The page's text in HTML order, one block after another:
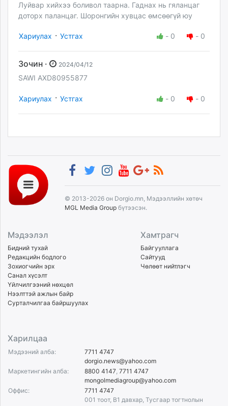
Луйвар хийхээ боливол таарна. Гаднах нь гяланцаг
доторх паланцаг. Шоронгийн хувцас өмсөөгүй юу
Хариулах · Устгах - 0 - 0
Зочин · 2024/04/12
SAWI AXD80955877
Хариулах · Устгах - 0 - 0
© 2013-2026 он Dorgio.mn, Мэдээллийн хөтөч
MGL Media Group бүтээсэн.
Мэдээлэл
Бидний тухай
Редакцийн бодлого
Зохиогчийн эрх
Санал хүсэлт
Үйлчилгээний нөхцөл
Нээлттэй ажлын байр
Сурталчилгаа байршуулах
Хамтрагч
Байгууллага
Сайтууд
Чөлөөт нийтлэгч
Харилцаа
Мэдээний алба:
7711 4747
dorgio.news@yahoo.com
Маркетингийн алба:
8800 4147 7711 4747
mongolmediagroup@yahoo.com
Оффис:
7711 4747
001 тоот, B1 давхар, Тусгаар тогтнолын